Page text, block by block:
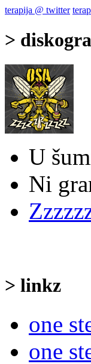
terapija @ twitter
>
U
Ni
> linkz
one
one